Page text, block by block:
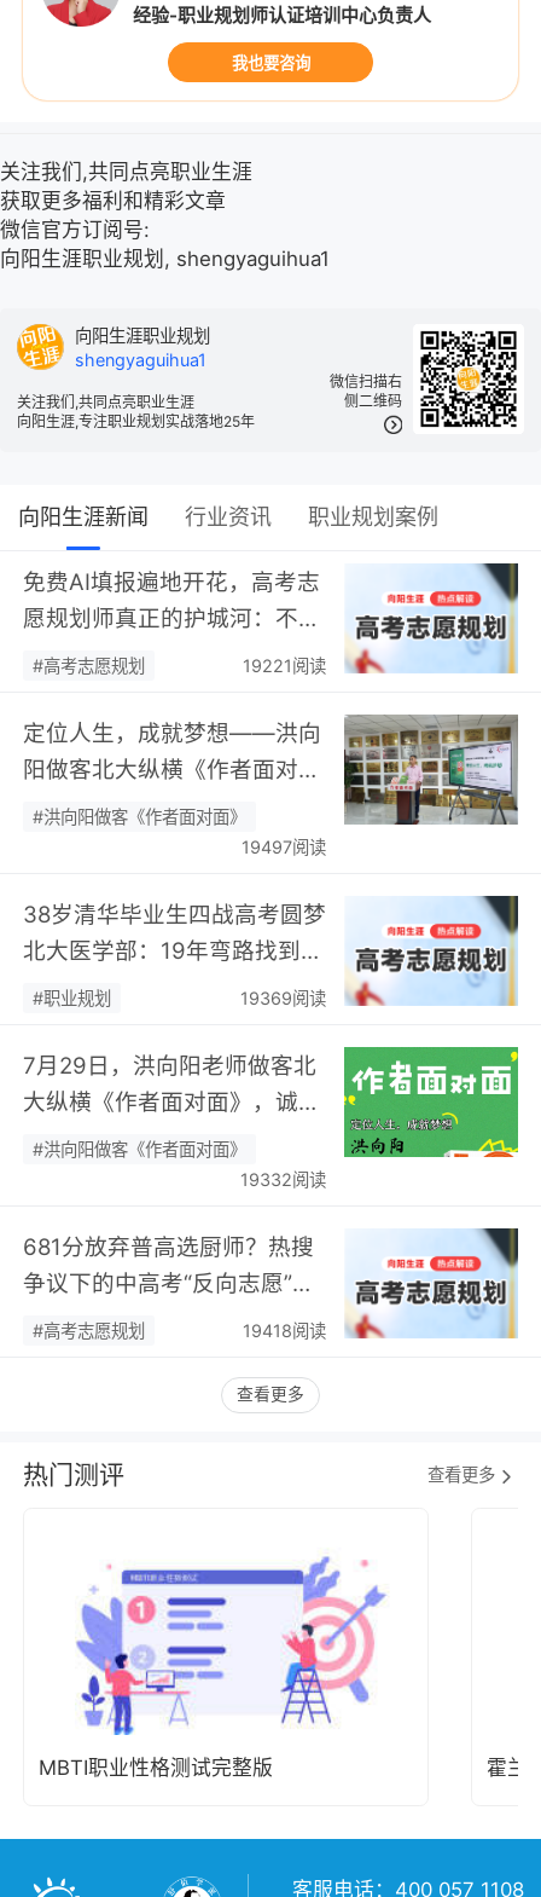
经验-职业规划师认证培训中心负责人
我也要咨询
关注我们,共同点亮职业生涯
获取更多福利和精彩文章
微信官方订阅号:
向阳生涯职业规划, shengyaguihua1
微信扫描右
侧二维码
向阳生涯职业规划
shengyaguihua1
关注我们,共同点亮职业生涯
向阳生涯,专注职业规划实战落地25年
向阳生涯新闻 行业资讯 职业规划案例
免费AI填报遍地开花，高考志
愿规划师真正的护城河：不靠
数据，靠“人”…
#高考志愿规划 19221阅读
定位人生，成就梦想——洪向
阳做客北大纵横《作者面对
面》开展职业规划专题分享…
#洪向阳做客《作者面对面》
19497阅读
38岁清华毕业生四战高考圆梦
北大医学部：19年弯路找到终
身热爱，可幸又可惜！…
#职业规划 19369阅读
7月29日，洪向阳老师做客北
大纵横《作者面对面》，诚邀
您现场相聚！…
#洪向阳做客《作者面对面》
19332阅读
681分放弃普高选厨师？热搜
争议下的中高考“反向志愿”
潮，藏着职业规划新逻辑…
#高考志愿规划 19418阅读
查看更多
热门测评 查看更多
MBTI职业性格测试完整版 霍兰
客服电话：400 057 1108